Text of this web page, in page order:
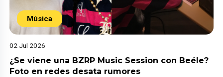
Música
02 Jul 2026
¿Se viene una BZRP Music Session con Beéle?
Foto en redes desata rumores